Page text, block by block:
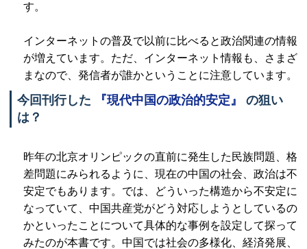
す。
インターネットの普及で以前に比べると政治関連の情報
が増えています。ただ、インターネット情報も、さまざ
まなので、発信者が誰かということに注意しています。
今回刊行した 『現代中国の政治的安定』
の狙い
は？
昨年の北京オリンピックの直前に発生した民族問題、格
差問題にみられるように、現在の中国の社会、政治は不
安定でもあります。では、どういった構造から不安定に
なっていて、中国共産党がどう対応しようとしているの
かといったことについて具体的な事例を設定して探って
みたのが本書です。中国では社会の多様化、経済発展、